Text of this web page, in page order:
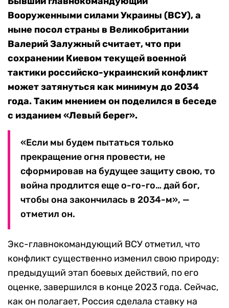
Вооруженными силами Украины (ВСУ), а
ныне посол страны в Великобритании
Валерий Залужный считает, что при
сохранении Киевом текущей военной
тактики российско-украинский конфликт
может затянуться как минимум до 2034
года. Таким мнением он поделился в беседе
с изданием «Левый берег».
«Если мы будем пытаться только
прекращение огня провести, не
сформировав на будущее защиту свою, то
война продлится еще о-го-го… дай бог,
чтобы она закончилась в 2034-м», —
отметил он.
Экс-главнокомандующий ВСУ отметил, что
конфликт существенно изменил свою природу:
предыдущий этап боевых действий, по его
оценке, завершился в конце 2023 года. Сейчас,
как он полагает, Россия сделала ставку на